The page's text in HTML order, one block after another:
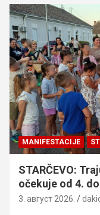
MANIFESTACIJE
STARČEVO:
očekuje od 4.
3. август 2026.